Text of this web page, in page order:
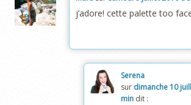
j’adore! cette palette too
Serena
sur dimanche 10
min dit :